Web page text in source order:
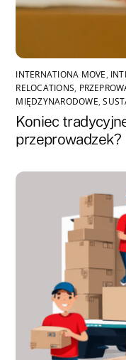
INTERNATIONA MOVE,
RELOCATIONS,
MIĘDZYNARODOWE,
Koniec
przeprowadzek?